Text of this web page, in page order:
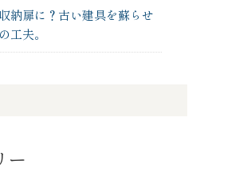
納扉に？古い建具を蘇らせ
工夫。
ー